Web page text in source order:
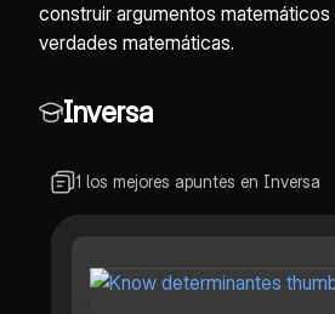
construir argumentos
verdades matemáticas.
Inversa
1 los mejores apuntes en Inversa